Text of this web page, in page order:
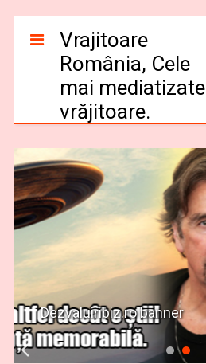
Vrajitoare
România, Cele
mai mediatizate
vrăjitoare.
Dezvaluiribiz.ro banner